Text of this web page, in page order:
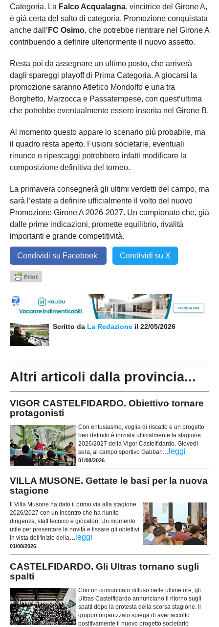
Categoria. La Falco Acqualagna, vincitrice del Girone A,
è già certa del salto di categoria. Promozione conquistata
anche dall’ FC Osimo, che potrebbe rientrare nel Girone A
contribuendo a definire ulteriormente il nuovo assetto.
Resta poi da assegnare un ultimo posto, che arriverà
dagli spareggi playoff di Prima Categoria. A giocarsi la
promozione saranno Atletico Mondolfo e una tra
Borghetto, Marzocca e Passatempese, con quest’ultima
che potrebbe eventualmente essere inserita nel Girone B.
Al momento questo appare lo scenario più probabile, ma
il quadro resta aperto. Fusioni societarie, eventuali
rinunce o ripescaggi potrebbero infatti modificare la
composizione definitiva del torneo.
La primavera consegnerà gli ultimi verdetti del campo, ma
sarà l’estate a definire ufficialmente il volto del nuovo
Promozione Girone A 2026-2027. Un campionato che, già
dalle prime indicazioni, promette equilibrio, rivalità
importanti e grande competitività.
Condividi su Facebook Condividi su X
Scritto da La Redazione il 22/05/2026
Altri articoli dalla provincia...
VIGOR CASTELFIDARDO. Obiettivo tornare
protagonisti
Con entusiasmo, voglia di riscatto e un progetto
ben definito è iniziata ufficialmente la stagione
2026/2027 della Vigor Castelfidardo. Giovedì
sera, al campo sportivo Gabban... leggi
01/08/2026
VILLA MUSONE. Gettate le basi per la nuova
stagione
Il Villa Musone ha dato il primo via alla stagione
2026/2027 con un incontro che ha riunito
dirigenza, staff tecnico e giocatori. Un momento
utile per presentare le novità e fissare gli obiettivi
in vista dell'inizio della... leggi
01/08/2026
CASTELFIDARDO. Gli Ultras tornano sugli
spalti
Con un comunicato diffuso nelle ultime ore, gli
Ultras Castelfidardo annunciano il ritorno sugli
spalti dopo la protesta della scorsa stagione. Il
gruppo organizzato spiega di aver accolto
positivamente il nuovo progetto societario